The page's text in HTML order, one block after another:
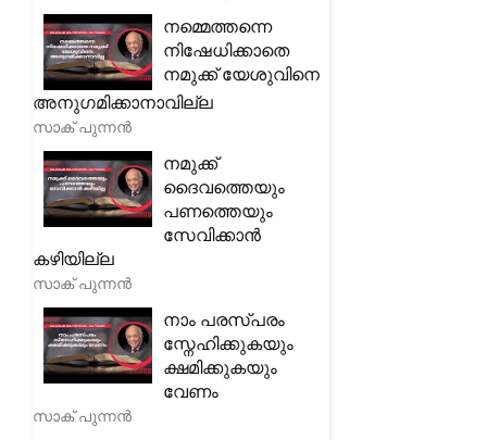
നമ്മെത്തന്നെ
നിഷേധിക്കാതെ
നമുക്ക് യേശുവിനെ
അനുഗമിക്കാനാവില്ല
സാക് പുന്നൻ
നമുക്ക്
ദൈവത്തെയും
പണത്തെയും
സേവിക്കാൻ
കഴിയില്ല
സാക് പുന്നൻ
നാം പരസ്പരം
സ്നേഹിക്കുകയും
ക്ഷമിക്കുകയും
വേണം
സാക് പുന്നൻ